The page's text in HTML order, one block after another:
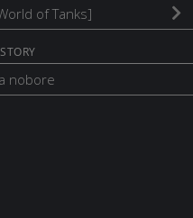
of Tanks]
nobore